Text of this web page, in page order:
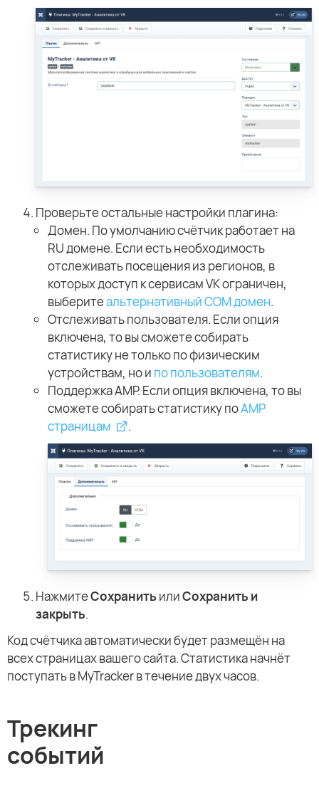
Проверьте остальные настройки плагина:
Домен. По умолчанию счётчик работает на
RU домене. Если есть необходимость
отслеживать посещения из регионов, в
которых доступ к сервисам VK ограничен,
выберитеальтернативный COM домен.
Отслеживать пользователя. Если опция
включена, то вы сможете собирать
статистику не только по физическим
устройствам, но и по пользователям.
Поддержка AMP. Если опция включена, то вы
сможете собирать статистику поAMP
страницам
.
НажмитеСохранить илиСохранить и
закрыть.
Код счётчика автоматически будет размещён на
всех страницах вашего сайта. Статистика начнёт
поступать в MyTracker в течение двух часов.
Трекинг
событий